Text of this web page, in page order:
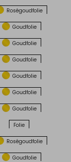
Roségoudfolie
Goudfolie
Goudfolie
Goudfolie
Goudfolie
Goudfolie
Goudfolie
Folie
Roségoudfolie
Goudfolie